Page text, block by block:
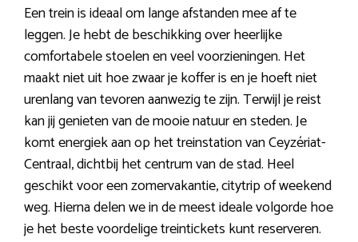
Een trein is ideaal om lange afstanden mee af te
leggen. Je hebt de beschikking over heerlijke
comfortabele stoelen en veel voorzieningen. Het
maakt niet uit hoe zwaar je koffer is en je hoeft niet
urenlang van tevoren aanwezig te zijn. Terwijl je reist
kan jij genieten van de mooie natuur en steden. Je
komt energiek aan op het treinstation van Ceyzériat-
Centraal, dichtbij het centrum van de stad. Heel
geschikt voor een zomervakantie, citytrip of weekend
weg. Hierna delen we in de meest ideale volgorde hoe
je het beste voordelige treintickets kunt reserveren.